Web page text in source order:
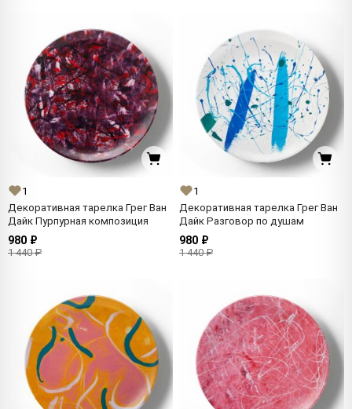
1
Декоративная тарелка Грег Ван
Дайк Пурпурная композиция
980 ₽
1 440 ₽
1
Декоративная тарелка Грег Ван
Дайк Разговор по душам
980 ₽
1 440 ₽